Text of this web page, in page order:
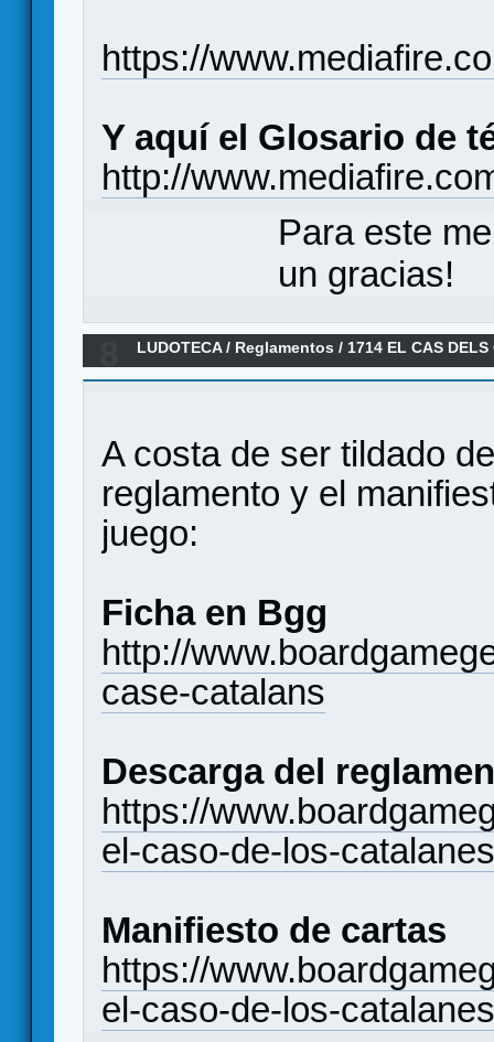
https://
Y aquí el Glosario de
http://
Para este
un gracias!
LUDOTECA/ Reglamentos / 1714 EL CAS
A costa de ser tildado
reglamento y el
juego:
Ficha en Bgg
http://
case-catalans
Descarga del
https://
el-caso-de-los-catalanes
Manifiesto de cartas
https://
el-caso-de-los-